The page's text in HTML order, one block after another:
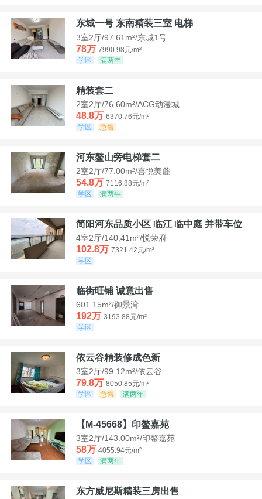
东城一号 东南精装三室 电梯
3室2厅/97.61m²/东城1号
78万 7990.98元/m²
学区
满两年
精装套二
2室2厅/76.60m²/ACG动漫城
48.8万 6370.76元/m²
学区
急售
河东鳌山旁电梯套二
2室2厅/77.00m²/喜悦美麓
54.8万 7116.88元/m²
学区
满两年
简阳河东品质小区 临江 临中庭 并带车位
4室2厅/140.41m²/悦荣府
102.8万 7321.42元/m²
学区
临街旺铺 诚意出售
601.15m²/御景湾
192万 3193.88元/m²
学区
依云谷精装修成色新
3室2厅/99.12m²/依云谷
79.8万 8050.85元/m²
学区
急售 满两年
【M-45668】印鳌嘉苑
3室2厅/143.00m²/印鳌嘉苑
58万 4055.94元/m²
学区
满两年
东方威尼斯精装三房出售